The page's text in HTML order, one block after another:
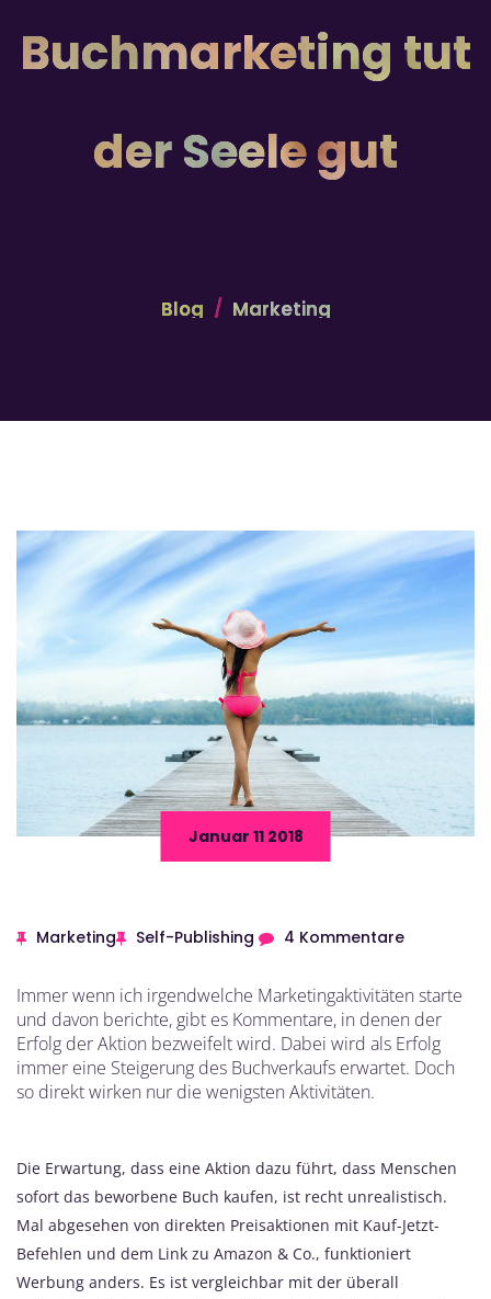
Buchmarketing tut
der Seele gut
Blog Marketing
Januar 11 2018
Marketing Self-Publishing 4 Kommentare
Immer wenn ich irgendwelche Marketingaktivitäten starte
und davon berichte, gibt es Kommentare, in denen der
Erfolg der Aktion bezweifelt wird. Dabei wird als Erfolg
immer eine Steigerung des Buchverkaufs erwartet. Doch
so direkt wirken nur die wenigsten Aktivitäten.
Die Erwartung, dass eine Aktion dazu führt, dass Menschen
sofort das beworbene Buch kaufen, ist recht unrealistisch.
Mal abgesehen von direkten Preisaktionen mit Kauf-Jetzt-
Befehlen und dem Link zu Amazon & Co., funktioniert
Werbung anders. Es ist vergleichbar mit der überall